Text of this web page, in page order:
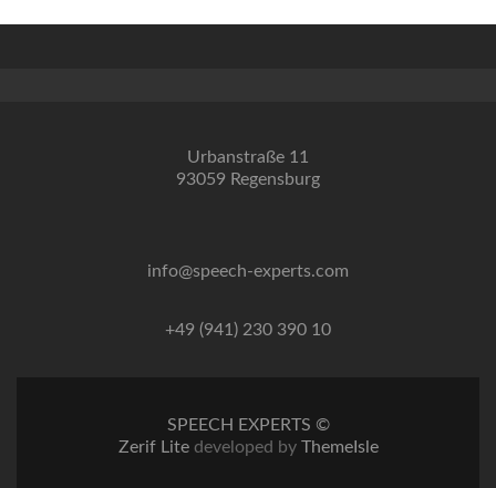
Urbanstraße 11
93059 Regensburg
info@speech-experts.com
+49 (941) 230 390 10
SPEECH EXPERTS ©
Zerif Lite developed by ThemeIsle